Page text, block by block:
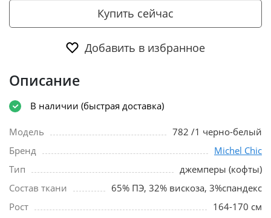
Купить сейчас
Добавить в избранное
Описание
В наличии (быстрая доставка)
Модель
782 /1 черно-белый
Бренд
Michel Chic
Тип
джемперы (кофты)
Состав ткани
65% ПЭ, 32% вискоза, 3%спандекс
Рост
164-170 см